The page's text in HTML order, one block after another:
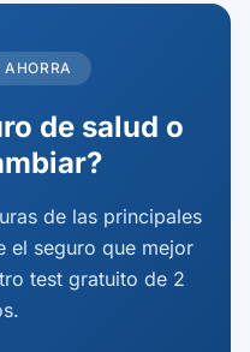
de salud o
de las principales
el seguro que mejor
test gratuito de 2